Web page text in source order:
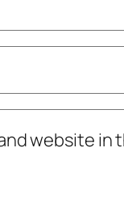
website